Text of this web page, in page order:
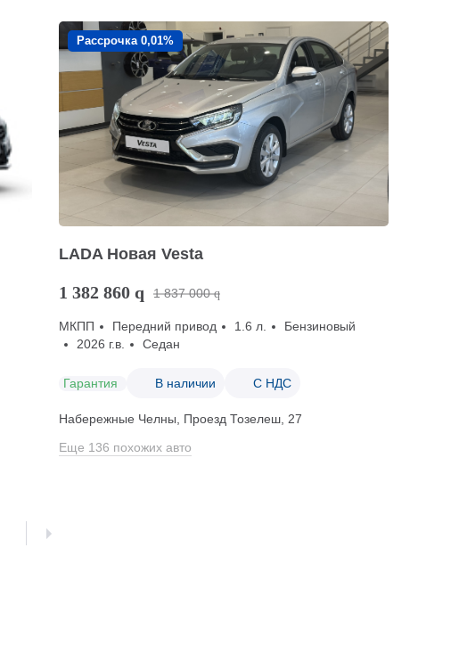
Рассрочка 0,01%
LADA Новая Vesta
1 382 860 q 1 837 000 q
МКПП Передний привод 1.6 л.
Бензиновый
2026 г.в.
Седан
Гарантия В наличии С НДС
Набережные Челны, Проезд ​Тозелеш, 27
Еще 136 похожих авто